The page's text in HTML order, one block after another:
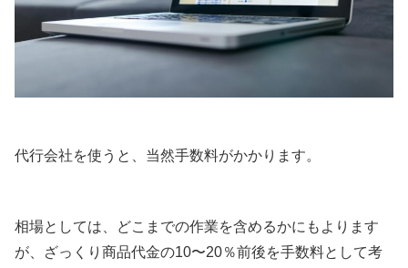
代行会社を使うと、当然手数料がかかります。
相場としては、どこまでの作業を含めるかにもよります
が、ざっくり商品代金の10〜20％前後を手数料として考